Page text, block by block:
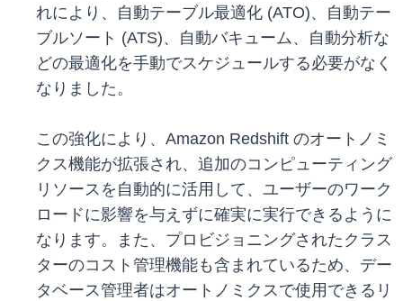
れにより、自動テーブル最適化 (ATO)、自動テー
ブルソート (ATS)、自動バキューム、自動分析な
どの最適化を手動でスケジュールする必要がなく
なりました。
この強化により、Amazon Redshift のオートノミ
クス機能が拡張され、追加のコンピューティング
リソースを自動的に活用して、ユーザーのワーク
ロードに影響を与えずに確実に実行できるように
なります。また、プロビジョニングされたクラス
ターのコスト管理機能も含まれているため、デー
タベース管理者はオートノミクスで使用できるリ